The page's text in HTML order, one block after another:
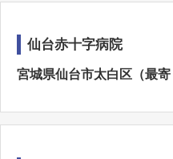
仙台赤十字病院
宮城県仙台市太白区（最